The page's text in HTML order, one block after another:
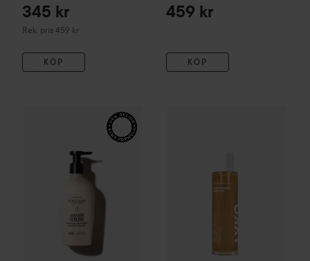
345 kr
Rek. pris 459 kr
Rekommenderat pris 459 kr
KÖP
459 kr
KÖP
L'Occitane en Provence